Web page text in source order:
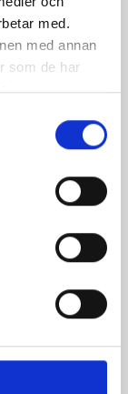
med.
med annan
som de har
2,7%